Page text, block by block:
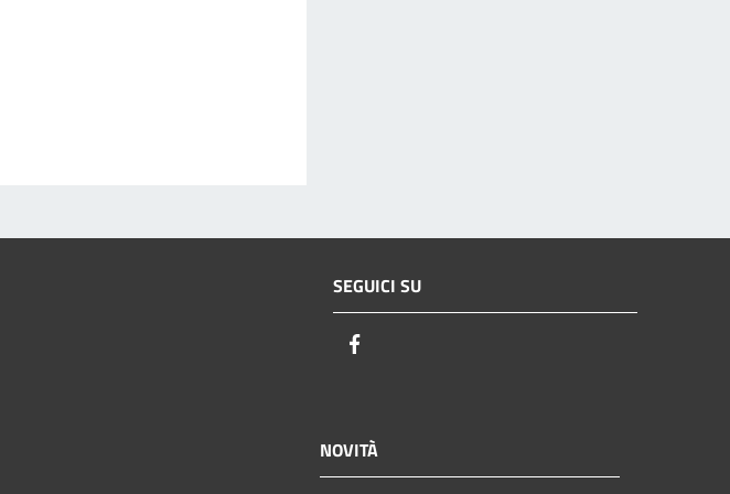
SEGUICI SU
NOVITÀ